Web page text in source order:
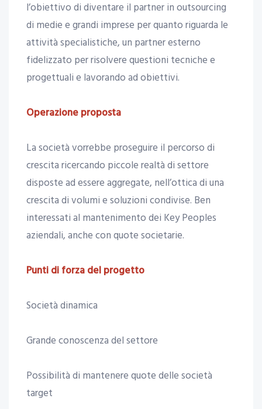
l’obiettivo di diventare il partner in outsourcing
di medie e grandi imprese per quanto riguarda le
attività specialistiche, un partner esterno
fidelizzato per risolvere questioni tecniche e
progettuali e lavorando ad obiettivi.
Operazione proposta
La società vorrebbe proseguire il percorso di
crescita ricercando piccole realtà di settore
disposte ad essere aggregate, nell’ottica di una
crescita di volumi e soluzioni condivise. Ben
interessati al mantenimento dei Key Peoples
aziendali, anche con quote societarie.
Punti di forza del progetto
Società dinamica
Grande conoscenza del settore
Possibilità di mantenere quote delle società
target